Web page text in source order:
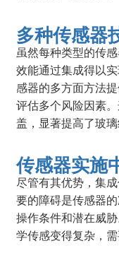
多种传感器
虽然每种类型的传
效能通过集成得以
感器的多方面方法
评估多个风险因素
盖，显著提高了玻璃
传感器实施
尽管有其优势，集
要的障碍是传感器
操作条件和潜在威
学传感变得复杂，